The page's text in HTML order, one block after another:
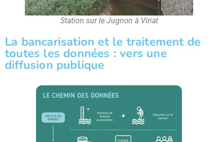
Station sur le Jugnon à Viriat
La bancarisation et le traitement de
toutes les données : vers une
diffusion publique